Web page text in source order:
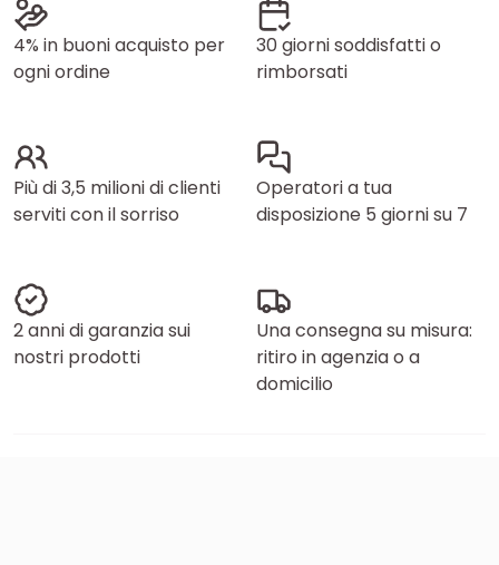
4% in buoni acquisto per
ogni ordine
30 giorni soddisfatti o
rimborsati
Più di 3,5 milioni di clienti
serviti con il sorriso
Operatori a tua
disposizione 5 giorni su 7
2 anni di garanzia sui
nostri prodotti
Una consegna su misura:
ritiro in agenzia o a
domicilio